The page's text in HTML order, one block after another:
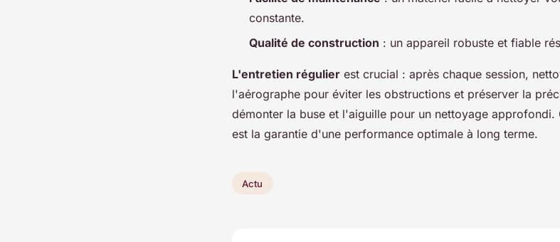
constante.
Qualité de construction : un appareil robuste et fiable
L'entretien régulier est crucial : après chaque session,
l'aérographe pour éviter les obstructions et préserver la
démonter la buse et l'aiguille pour un nettoyage approfondi.
est la garantie d'une performance optimale à long terme.
Actu